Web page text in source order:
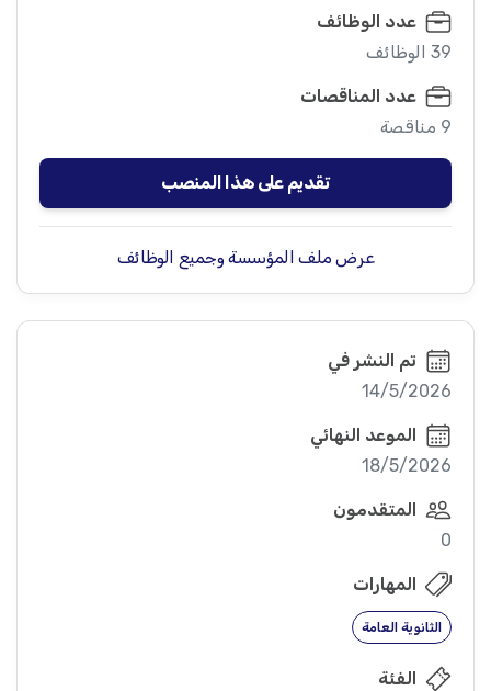
عدد الوظائف
39 الوظائف
عدد المناقصات
9 مناقصة
تقديم على هذا المنصب
عرض ملف المؤسسة وجميع الوظائف
تم النشر في
14/5/2026
الموعد النهائي
18/5/2026
المتقدمون
0
المهارات
الثانوية العامة
الفئة